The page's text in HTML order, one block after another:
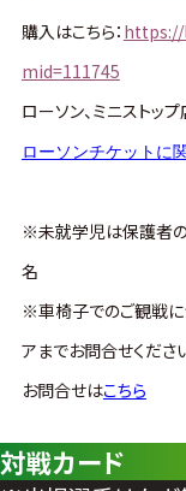
購入はこちら：
mid=111745
ローソン、ミニストッ
ローソンチケットに
※未就学児は保護者
名
※車椅子でのご観戦に
アまでお問合せくださ
お問合せはこちら
対戦カード